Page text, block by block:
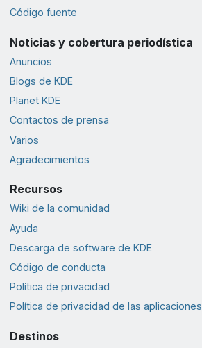
Código fuente
Noticias y cobertura periodística
Anuncios
Blogs de KDE
Planet KDE
Contactos de prensa
Varios
Agradecimientos
Recursos
Wiki de la comunidad
Ayuda
Descarga de software de KDE
Código de conducta
Política de privacidad
Política de privacidad de las aplicaciones
Destinos